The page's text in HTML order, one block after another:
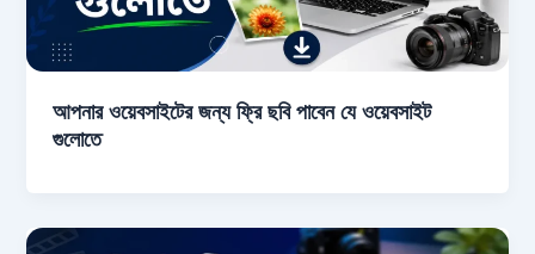
আপনার ওয়েবসাইটের জন্য ফ্রি ছবি পাবেন যে ওয়েবসাইট
গুলোতে